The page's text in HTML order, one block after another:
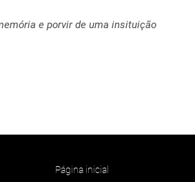
e porvir de uma insituição
Página inicial